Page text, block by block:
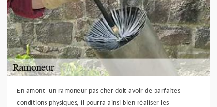
En amont, un ramoneur pas cher doit avoir de parfaites
conditions physiques, il pourra ainsi bien réaliser les